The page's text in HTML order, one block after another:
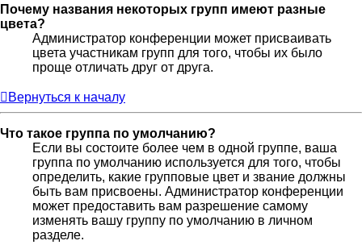
Почему названия некоторых групп имеют разные
цвета?
Администратор конференции может присваивать
цвета участникам групп для того, чтобы их было
проще отличать друг от друга.
Вернуться к началу
Что такое группа по умолчанию?
Если вы состоите более чем в одной группе, ваша
группа по умолчанию используется для того, чтобы
определить, какие групповые цвет и звание должны
быть вам присвоены. Администратор конференции
может предоставить вам разрешение самому
изменять вашу группу по умолчанию в личном
разделе.